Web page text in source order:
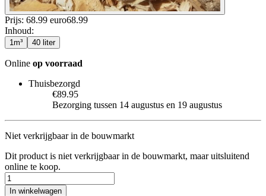
Prijs: 68.99 euro68.99
Inhoud:
1m³ 40 liter
Online op voorraad
Thuisbezorgd
€89.95
Bezorging tussen 14 augustus en 19 augustus
Niet verkrijgbaar in de bouwmarkt
Dit product is niet verkrijgbaar in de bouwmarkt, maar uitsluitend
online te koop.
In winkelwagen